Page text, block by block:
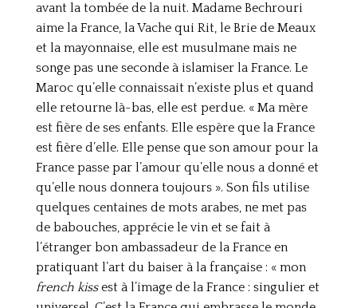
avant la tombée de la nuit. Madame Bechrouri
aime la France, la Vache qui Rit, le Brie de Meaux
et la mayonnaise, elle est musulmane mais ne
songe pas une seconde à islamiser la France. Le
Maroc qu’elle connaissait n’existe plus et quand
elle retourne là-bas, elle est perdue. « Ma mère
est fière de ses enfants. Elle espère que la France
est fière d’elle. Elle pense que son amour pour la
France passe par l’amour qu’elle nous a donné et
qu’elle nous donnera toujours ». Son fils utilise
quelques centaines de mots arabes, ne met pas
de babouches, apprécie le vin et se fait à
l’étranger bon ambassadeur de la France en
pratiquant l’art du baiser à la française : « mon
french kissest à l’image de la France : singulier et